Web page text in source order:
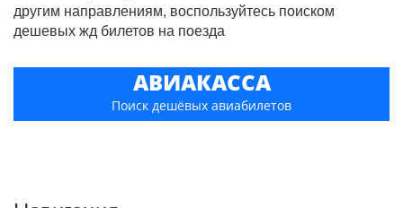
другим направлениям, воспользуйтесь поиском
дешевых жд билетов на поезда
АВИАКАССА
Поиск дешёвых авиабилетов